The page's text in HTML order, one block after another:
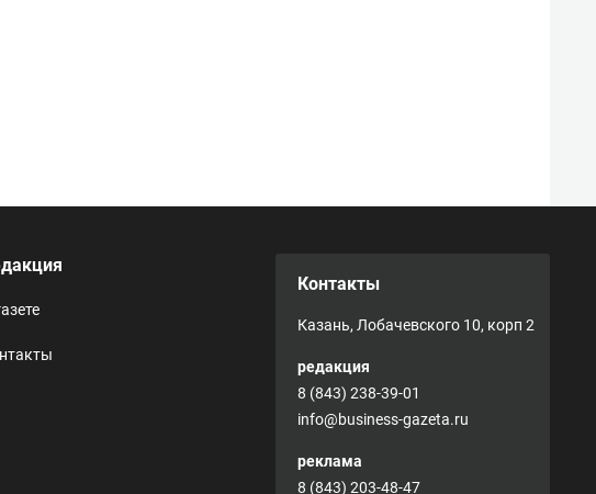
Контакты
Казань, Лобачевского 10, корп 2
редакция
8 (843) 238-39-01
info@business-gazeta.ru
реклама
8 (843) 203-48-47